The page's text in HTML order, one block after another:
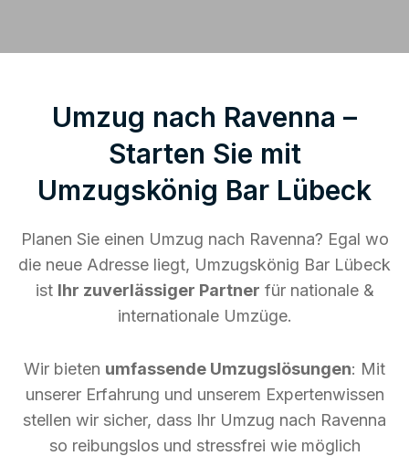
Umzug nach Ravenna –
Starten Sie mit
Umzugskönig Bar Lübeck
Planen Sie einen Umzug nach Ravenna? Egal wo
die neue Adresse liegt, Umzugskönig Bar Lübeck
ist Ihr zuverlässiger Partner für nationale &
internationale Umzüge.
Wir bieten umfassende Umzugslösungen: Mit
unserer Erfahrung und unserem Expertenwissen
stellen wir sicher, dass Ihr Umzug nach Ravenna
so reibungslos und stressfrei wie möglich